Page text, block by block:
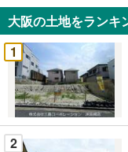
知
を
受
け
取
る
・
条
件
大阪の土地をランキ
1
2